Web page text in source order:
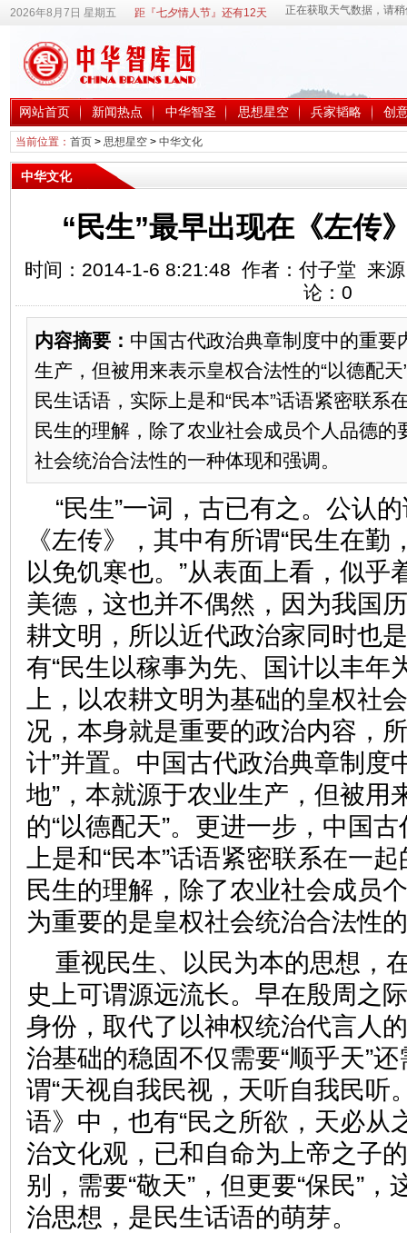
2026年8月7日 星期五 距『七夕情人节』还有12天
网站首页 新闻热点 中华智圣 思想星空 兵家韬略 创
当前位置： 首页> 思想星空> 中华文化
中华文化
“民生”最早出现在《左传
时间：2014-1-6 8:21:48 作者：付子堂 来
论： 0
内容摘要： 中国古代政治典章制度中的重要
生产，但被用来表示皇权合法性的“以德配
民生话语，实际上是和“民本”话语紧密联系
民生的理解，除了农业社会成员个人品德的
社会统治合法性的一种体现和强调。
“民生”一词，古已有之。公认
《左传》，其中有所谓“民生在
以免饥寒也。”从表面上看，似乎
美德，这也并不偶然，因为我国
耕文明，所以近代政治家同时也
有“民生以稼事为先、国计以丰年
上，以农耕文明为基础的皇权社
况，本身就是重要的政治内容，所
计”并置。中国古代政治典章制度
地”，本就源于农业生产，但被用
的“以德配天”。更进一步，中国
上是和“民本”话语紧密联系在一
民生的理解，除了农业社会成员
为重要的是皇权社会统治合法性
重视民生、以民为本的思想，
史上可谓源远流长。早在殷周之
身份，取代了以神权统治代言人
治基础的稳固不仅需要“顺乎天”还
谓“天视自我民视，天听自我民听
语》中，也有“民之所欲，天必从
治文化观，已和自命为上帝之子
别，需要“敬天”，但更要“保民”，
治思想，是民生话语的萌芽